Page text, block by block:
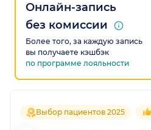
Онлайн-запись
без комиссии
Более того, за каждую запись
вы получаете кэшбэк
по программе лояльности
Выбор пациентов 2025